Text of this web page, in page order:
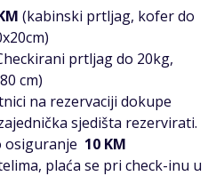
(kabinski prtljag, kofer do
prtljag do 20kg,
cm)
na rezervaciji dokupe
sjedišta rezervirati.
osiguranje 10 KM
plaća se pri check-inu u